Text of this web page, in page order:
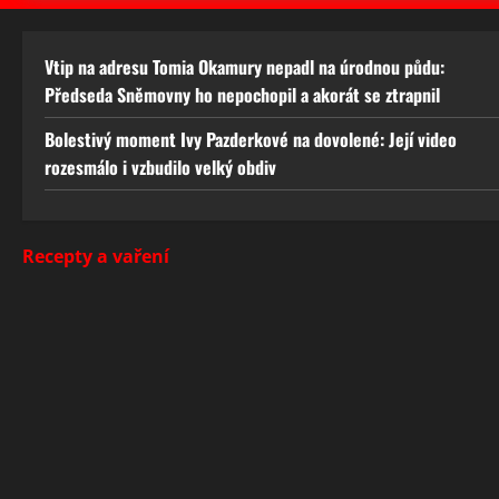
Vtip na adresu Tomia Okamury nepadl na úrodnou půdu:
Předseda Sněmovny ho nepochopil a akorát se ztrapnil
Bolestivý moment Ivy Pazderkové na dovolené: Její video
rozesmálo i vzbudilo velký obdiv
Recepty a vaření